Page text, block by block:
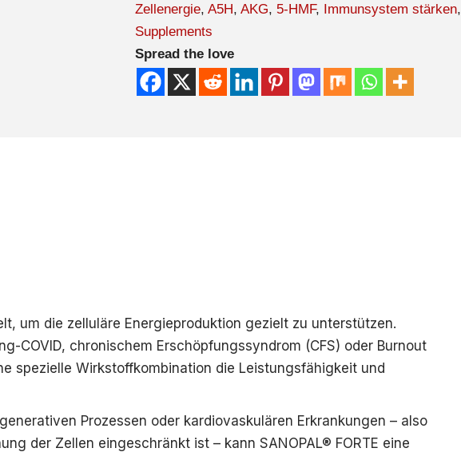
Zellenergie, A5H, AKG, 5-HMF, Immunsystem stärken,
Supplements
Spread the love
um die zelluläre Energieproduktion gezielt zu unterstützen.
COVID, chronischem Erschöpfungssyndrom (CFS) oder Burnout
spezielle Wirkstoffkombination die Leistungsfähigkeit und
Prozessen oder kardiovaskulären Erkrankungen – also
der Zellen eingeschränkt ist – kann SANOPAL® FORTE eine